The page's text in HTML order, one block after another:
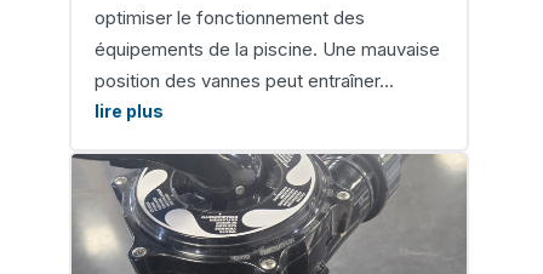
optimiser le fonctionnement des
équipements de la piscine. Une mauvaise
position des vannes peut entraîner...
lire plus